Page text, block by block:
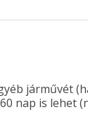
járművét
nap is lehet